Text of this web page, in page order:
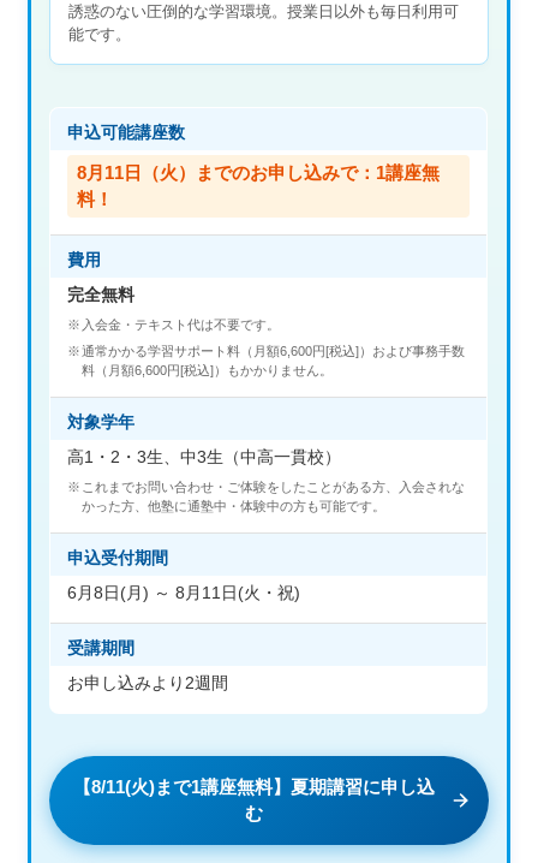
誘惑のない圧倒的な学習環境。授業日以外も毎日利用可
能です。
申込可能講座数
8月11日（火）までのお申し込みで：1講座無
料！
費用
完全無料
入会金・テキスト代は不要です。
通常かかる学習サポート料（月額6,600円[税込]）および事務手数
料（月額6,600円[税込]）もかかりません。
対象学年
高1・2・3生、中3生（中高一貫校）
これまでお問い合わせ・ご体験をしたことがある方、入会されな
かった方、他塾に通塾中・体験中の方も可能です。
申込受付期間
6月8日(月) ～ 8月11日(火・祝)
受講期間
お申し込みより2週間
【8/11(火)まで1講座無料】夏期講習に申し込
む